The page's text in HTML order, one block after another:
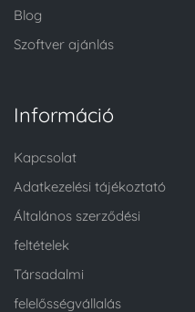
Blog
Szoftver ajánlás
Információ
Kapcsolat
Adatkezelési tájékoztató
Általános szerződési
feltételek
Társadalmi
felelősségvállalás